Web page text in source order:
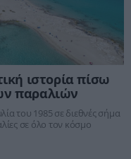
ιστορία πίσω
παραλιών
του 1985 σε διεθνές σήμα
σε όλο τον κόσμο